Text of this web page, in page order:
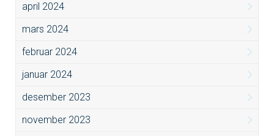
april 2024
mars 2024
februar 2024
januar 2024
desember 2023
november 2023